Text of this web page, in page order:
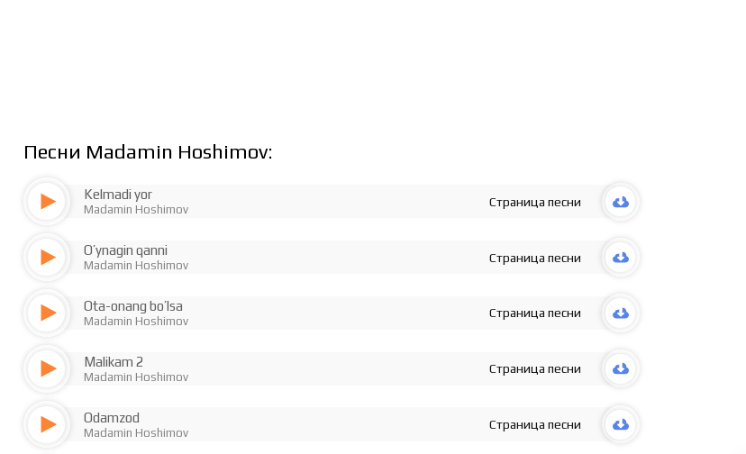
Песни Madamin Hoshimov:
Kelmadi yor
Madamin Hoshimov
Страница песни
O’ynagin qanni
Madamin Hoshimov
Страница песни
Ota-onang bo’lsa
Madamin Hoshimov
Страница песни
Malikam 2
Madamin Hoshimov
Страница песни
Odamzod
Madamin Hoshimov
Страница песни